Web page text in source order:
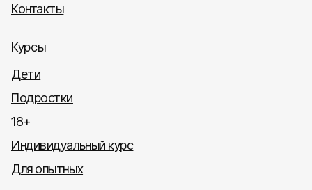
Контакты
Курсы
Дети
Подростки
18+
Индивидуальный курс
Для опытных